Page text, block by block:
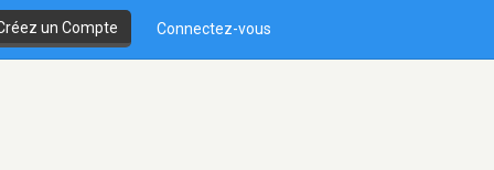
un Compte Connectez-vous